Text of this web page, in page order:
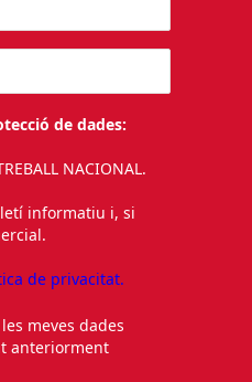
de dades:
NACIONAL.
informatiu i, si
de privacitat.
meves dades
anteriorment